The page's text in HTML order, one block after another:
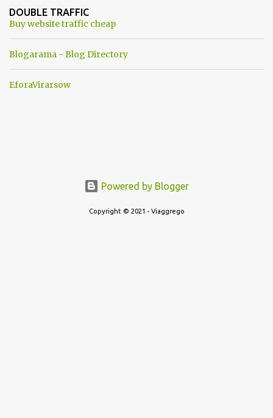
ancora una fantasia Nato o forse una "False Flag", per provocare
una guerra mondiale che difficilmente da menti sane, potrebbe
DOUBLE TRAFFIC
Buy website traffic cheap
Blogarama - Blog Directory
EforaVirarsow
Powered by Blogger
Copyright © 2021 - Viaggrego